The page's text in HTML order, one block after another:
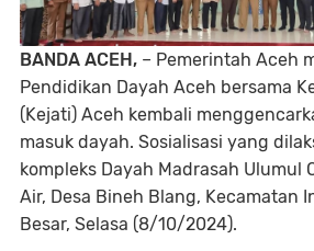
BANDA ACEH, – Pemerintah Aceh
Pendidikan Dayah Aceh bersama
(Kejati) Aceh kembali
masuk dayah. Sosialisasi yang
kompleks Dayah Madrasah Ulumul
Air, Desa Bineh Blang, Kecamatan
Besar, Selasa (8/10/2024).